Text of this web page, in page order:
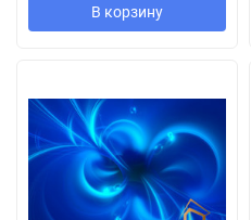
В корзину